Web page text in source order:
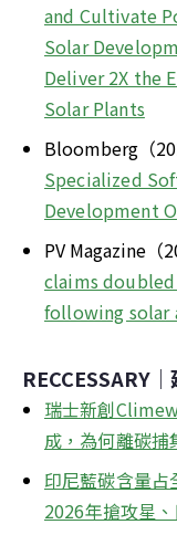
and Cultivate
Solar
Deliver 2X the
Solar Plants
Bloomberg（
Specialized
Development
PV Magazine（
claims
following solar
RECCESSARY
瑞士新創
成，為何離碳捕
印尼藍碳含量
2026年搶攻星